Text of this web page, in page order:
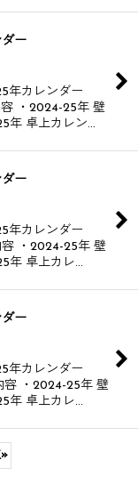
ー
年カレンダー​
・2024-25年 壁
年 卓上カレン…
ー
年カレンダー​
・2024-25年 壁
年 卓上カレ…
ー
年カレンダー​
容 ・2024-25年 壁
年 卓上カレ…
»